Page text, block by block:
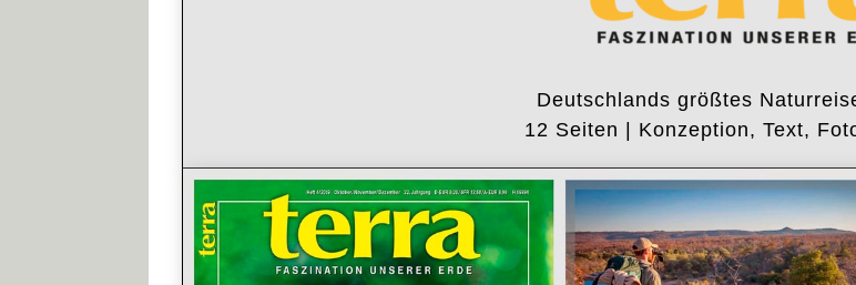
Deutschlands größtes
12 Seiten | Konzeption, Text,